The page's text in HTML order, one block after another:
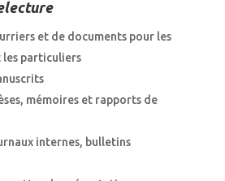
et de documents pour les
les particuliers
mémoires et rapports de
internes, bulletins